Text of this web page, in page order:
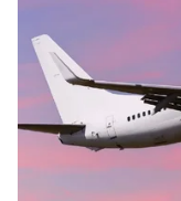
முழுவதுமாக
பாறைகள் ஒரு
பயணிகள்